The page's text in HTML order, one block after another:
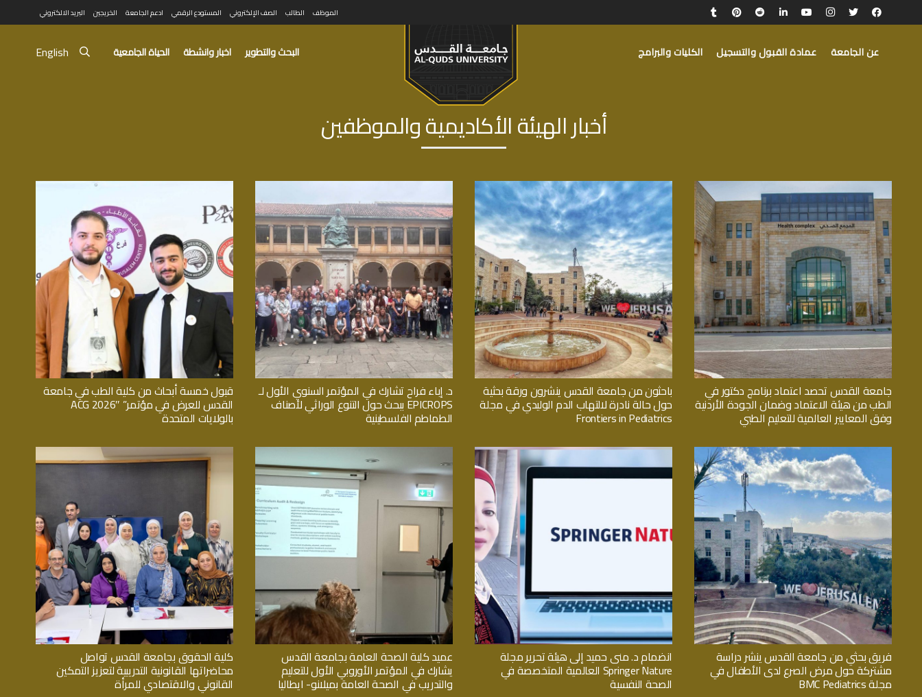
الموظف الطالب الصف الإلكتروني المستودع الرقمي ادعم الجامعة الخريجين البريد الالكتروني
عن الجامعة عمادة القبول والتسجيل الكليات والبرامج البحث والتطوير اخبار وانشطة الحياة الجامعية English
أخبار الهيئة الأكاديمية والموظفين
جامعة القدس تحصد اعتماد برنامج دكتور في
الطب من هيئة الاعتماد وضمان الجودة الأردنية
وفق المعايير العالمية للتعليم الطبي
باحثون من جامعة القدس ينشرون ورقة بحثية
حول حالة نادرة لالتهاب الدم الوليدي في مجلة
Frontiers in Pediatrics
د. إباء فراح تشارك في المؤتمر السنوي الأول لـ
EPICROPS ببحث حول التنوع الوراثي لأصناف
الطماطم الفلسطينية
قبول خمسة أبحاث من كلية الطب في جامعة
القدس للعرض في مؤتمر” ACG 2026″
بالولايات المتحدة
فريق بحثي من جامعة القدس ينشر دراسة
مشتركة حول مرض الصرع لدى الأطفال في
مجلة BMC Pediatrics
انضمام د. منى حميد إلى هيئة تحرير مجلة
Springer Nature العالمية المتخصصة في
الصحة النفسية
عميد كلية الصحة العامة بجامعة القدس
يشارك في المؤتمر الأوروبي الأول للتعليم
والتدريب في الصحة العامة بميلانو- ايطاليا
كلية الحقوق بجامعة القدس تواصل
محاضراتها القانونية التدريبية لتعزيز التمكين
القانوني والاقتصادي للمرأة